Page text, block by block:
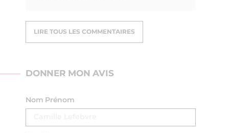
LIRE TOUS LES COMMENTAIRES
DONNER MON AVIS
Nom Prénom